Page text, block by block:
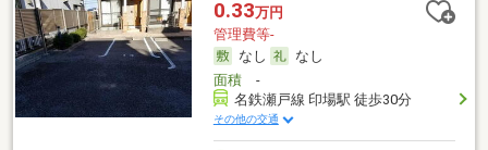
0.33万円
管理費等-
なし
なし
面積-
名鉄瀬戸線 印場駅 徒歩30分
その他の交通